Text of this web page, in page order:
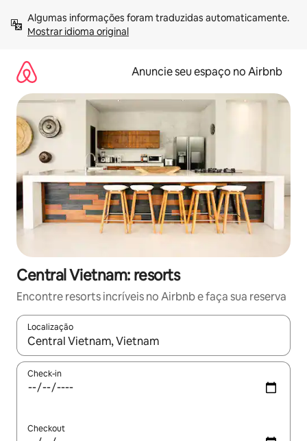
para
Mostrar idioma original
Anuncie seu espaço no Airbnb
Central Vietnam: resorts
Encontre resorts incríveis no Airbnb e faça sua reserva
Localização
Quando os resultados estiverem disponíveis, explore-os
Check-in
Checkout